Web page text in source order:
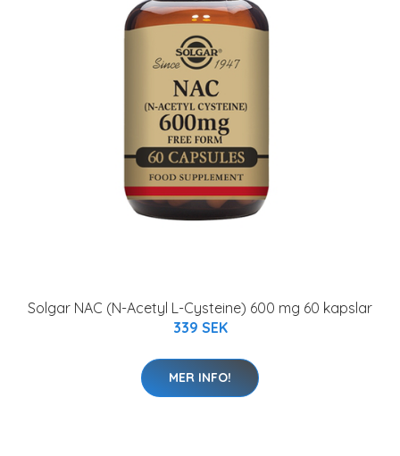
Solgar NAC (N-Acetyl L-Cysteine) 600 mg 60 kapslar
339 SEK
MER INFO!